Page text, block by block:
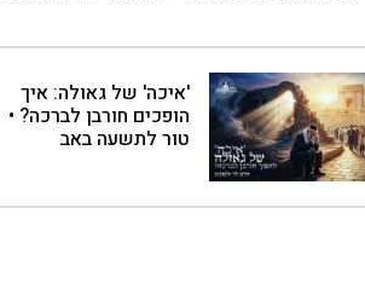
'איכה' של גאולה: איך
הופכים חורבן לברכה? •
טור לתשעה באב